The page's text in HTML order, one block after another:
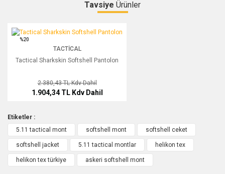
Yorum Yaz
Tavsiye Ürünler
Tactical Sharkskin Softshell Pantolon
%20
TACTICAL
Tactical Sharkskin Softshell Pantolon
2.380,43 TLKdv Dahil
1.904,34 TL Kdv Dahil
Etiketler :
5.11 tactical mont
softshell mont softshell ceket
softshell jacket 5.11 tactical montlar helikon tex
helikon tex türkiye askeri softshell mont